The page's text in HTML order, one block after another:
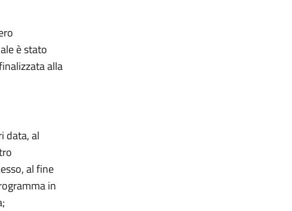
è stato
alla
data, al
al fine
in